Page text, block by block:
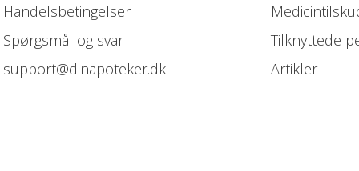
Handelsbetingelser
Spørgsmål og svar
support@dinapoteker.dk
Tilknyttede
Artikler